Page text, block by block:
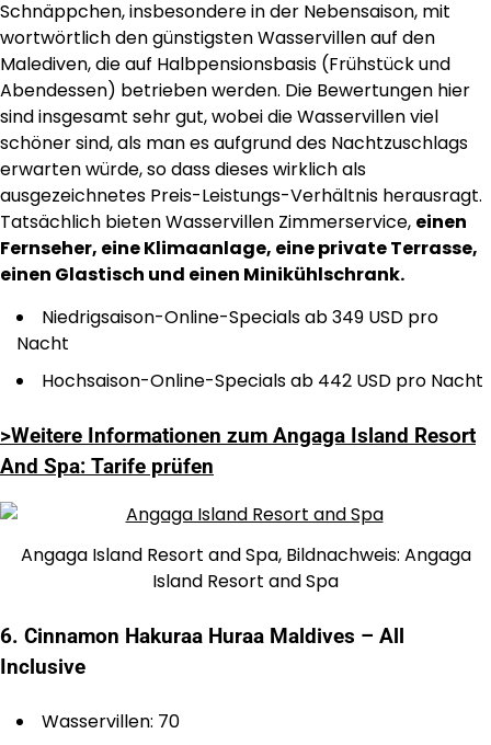
Schnäppchen, insbesondere in der Nebensaison, mit
wortwörtlich den günstigsten Wasservillen auf den
Malediven, die auf Halbpensionsbasis (Frühstück und
Abendessen) betrieben werden. Die Bewertungen hier
sind insgesamt sehr gut, wobei die Wasservillen viel
schöner sind, als man es aufgrund des Nachtzuschlags
erwarten würde, so dass dieses wirklich als
ausgezeichnetes Preis-Leistungs-Verhältnis herausragt.
Tatsächlich bieten Wasservillen Zimmerservice, einen
Fernseher, eine Klimaanlage, eine private Terrasse,
einen Glastisch und einen Minikühlschrank.
Niedrigsaison-Online-Specials ab 349 USD pro
Nacht
Hochsaison-Online-Specials ab 442 USD pro Nacht
>Weitere Informationen zum Angaga Island Resort
And Spa: Tarife prüfen
Angaga Island Resort and Spa, Bildnachweis: Angaga
Island Resort and Spa
6. Cinnamon Hakuraa Huraa Maldives – All
Inclusive
Wasservillen: 70